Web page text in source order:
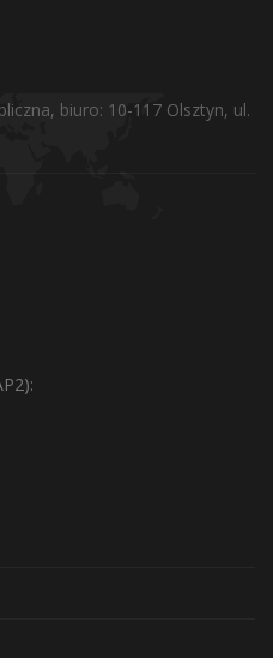
biuro: 10-117 Olsztyn, ul.